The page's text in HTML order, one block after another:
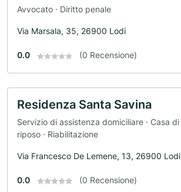
Avvocato · Diritto penale
Via Marsala, 35, 26900 Lodi
0.0 (0 Recensione)
Residenza Santa Savina
Servizio di assistenza domiciliare · Casa di
riposo · Riabilitazione
Via Francesco De Lemene, 13, 26900 Lodi
0.0 (0 Recensione)